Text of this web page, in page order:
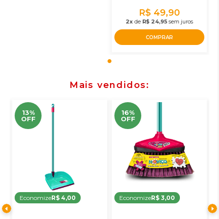
R$ 49,90
2x de R$ 24,95 sem juros
COMPRAR
Mais vendidos
13%
OFF
EconomizeR$ 4,00
16%
OFF
EconomizeR$ 3,00